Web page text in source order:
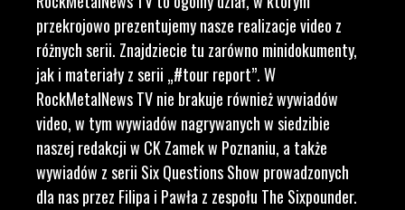
przekrojowo prezentujemy nasze realizacje video z
różnych serii. Znajdziecie tu zarówno minidokumenty,
jak i materiały z serii „#tour report”. W
RockMetalNews TV nie brakuje również wywiadów
video, w tym wywiadów nagrywanych w siedzibie
naszej redakcji w CK Zamek w Poznaniu, a także
wywiadów z serii Six Questions Show prowadzonych
dla nas przez Filipa i Pawła z zespołu The Sixpounder.